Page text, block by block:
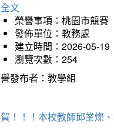
文
榮譽事項：桃園市競賽
發佈單位：教務處
建立時間：2026-05-19
瀏覽次數：254
發布者：教學組
！！！本校教師邱業燦